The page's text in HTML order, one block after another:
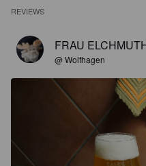
REVIEWS
FRAU
@ Wolfhagen